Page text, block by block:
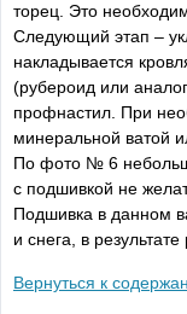
торец. Это
Следующий этап –
накладывается
(рубероид или
профнастил. При
минеральной ватой
По фото № 6
с подшивкой не
Подшивка в данном
и снега, в
Вернуться к